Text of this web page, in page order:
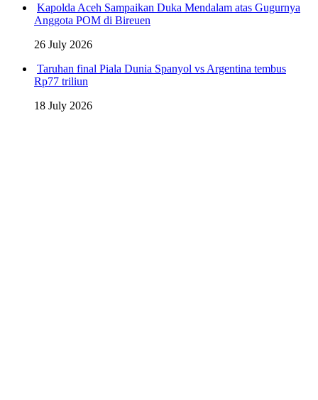
Kapolda Aceh Sampaikan Duka Mendalam atas Gugurnya
Anggota POM di Bireuen
26 July 2026
Taruhan final Piala Dunia Spanyol vs Argentina tembus
Rp77 triliun
18 July 2026